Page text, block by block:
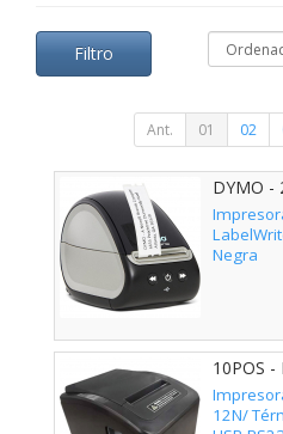
Filtro
Ant. 01 02
DYMO -
Negra
10POS -
12N/